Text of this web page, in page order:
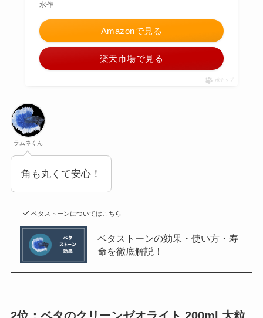
水作
Amazonで見る
楽天市場で見る
ポチップ
ラムネくん
角も丸くて安心！
ベタストーンについてはこちら
ベタストーンの効果・使い方・寿
命を徹底解説！
2位：ベタのクリーンゼオライト 200ml 大粒